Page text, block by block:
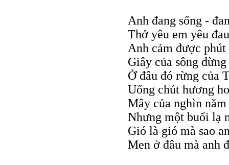
Anh đang sống -
Thở yêu em yêu
Anh cảm được
Giây của sông
Ở đâu đó rừng của
Uống chút hương
Mây của nghìn
Nhưng một buổi lạ
Gió là gió mà sao
Men ở đâu mà anh